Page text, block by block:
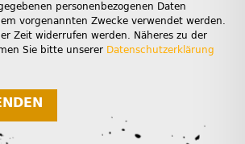
personenbezogenen Daten
vorgenannten Zwecke verwendet werden.
Zeit widerrufen werden. Näheres zu der
Sie bitte unserer Datenschutzerklärung